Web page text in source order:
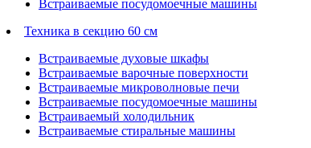
Встраиваемые посудомоечные машины
Техника в секцию 60 см
Встраиваемые духовые шкафы
Встраиваемые варочные поверхности
Встраиваемые микроволновые печи
Встраиваемые посудомоечные машины
Встраиваемый холодильник
Встраиваемые стиральные машины